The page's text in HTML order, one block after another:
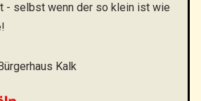
- selbst wenn der so klein ist wie
Kalk